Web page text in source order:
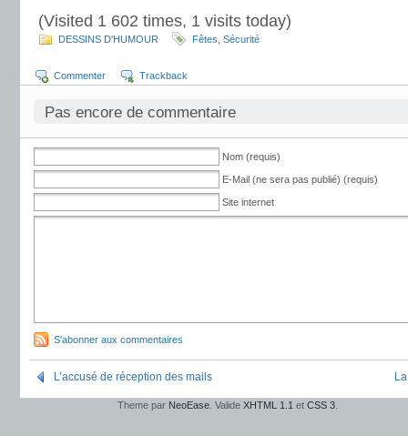
(Visited 1 602 times, 1 visits today)
DESSINS D'HUMOUR Fêtes Sécurité
Commenter Trackback
Pas encore de commentaire
Nom (requis)
E-Mail (ne sera pas publié) (requis)
Site internet
S'abonner aux commentaires
L’accusé de réception des mails
Theme par NeoEase . Valide XHTML 1.1 et CSS 3